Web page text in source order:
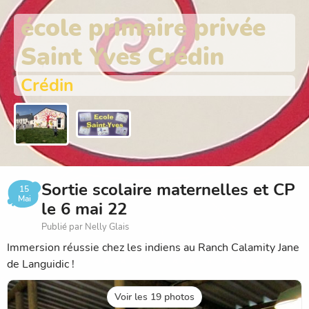
école primaire privée
Saint Yves Crédin
Crédin
15
Mai
Sortie scolaire maternelles et CP
le 6 mai 22
Publié par Nelly Glais
Immersion réussie chez les indiens au Ranch Calamity Jane
de Languidic !
Voir les 19 photos